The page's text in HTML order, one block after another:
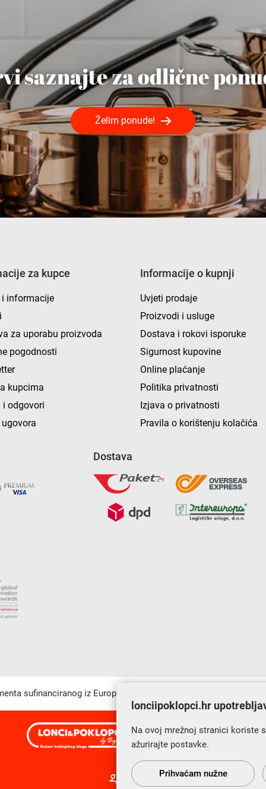
saznajte za odlične
Želim ponude!
za kupce
i informacije
za uporabu proizvoda
pogodnosti
kupcima
i odgovori
Informacije o kupnji
Uvjeti prodaje
Proizvodi i usluge
Dostava i rokovi isporuke
Sigurnost kupovine
Online plaćanje
Politika privatnosti
Izjava o privatnosti
Pravila o korištenju kolačića
Dostava
sufinanciranog iz Europskog fonda za regionalni razvoj u
s Vama od 2014. godine!
lonciipoklopci.hr
Na ovoj mrežnoj stranici koriste
ažurirajte postavke.
Prihvaćam nužne